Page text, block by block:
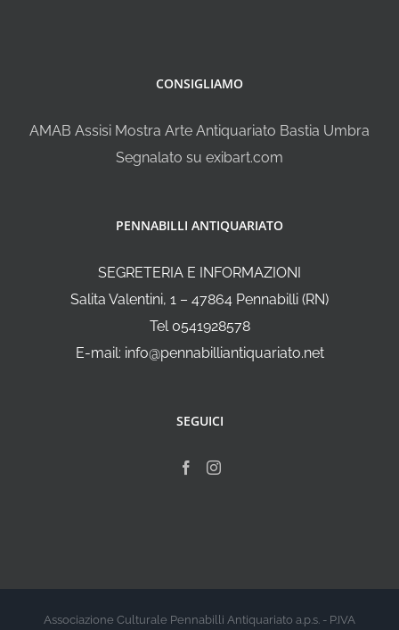
CONSIGLIAMO
AMAB Assisi Mostra Arte Antiquariato Bastia Umbra
Segnalato su exibart.com
PENNABILLI ANTIQUARIATO
SEGRETERIA E INFORMAZIONI
Salita Valentini, 1 – 47864 Pennabilli (RN)
Tel 0541928578
E-mail: info@pennabilliantiquariato.net
SEGUICI
Associazione Culturale Pennabilli Antiquariato a.p.s. - P.IVA